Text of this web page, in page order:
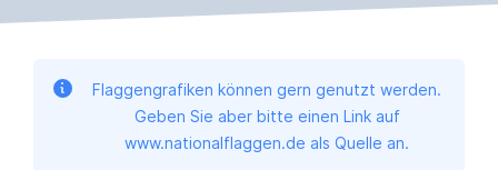
Flaggengrafiken können gern genutzt werden.
Geben Sie aber bitte einen Link auf
www.nationalflaggen.de als Quelle an.